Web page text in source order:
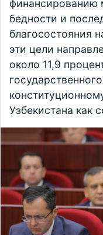
финансированию
бедности и
благосостояния
эти цели
около 11,9
Узбекистана как